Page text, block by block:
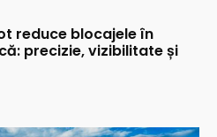
reduce blocajele în
precizie, vizibilitate și